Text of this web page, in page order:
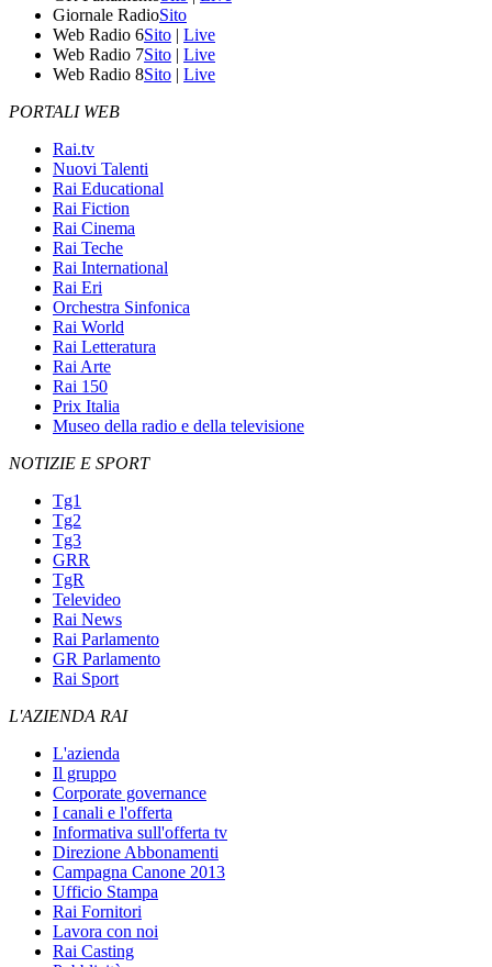
Giornale RadioSito
Web Radio 6Sito | Live
Web Radio 7Sito | Live
Web Radio 8Sito | Live
PORTALI WEB
Rai.tv
Nuovi Talenti
Rai Educational
Rai Fiction
Rai Cinema
Rai Teche
Rai International
Rai Eri
Orchestra Sinfonica
Rai World
Rai Letteratura
Rai Arte
Rai 150
Prix Italia
Museo della radio e della televisione
NOTIZIE E SPORT
Tg1
Tg2
Tg3
GRR
TgR
Televideo
Rai News
Rai Parlamento
GR Parlamento
Rai Sport
L'AZIENDA RAI
L'azienda
Il gruppo
Corporate governance
I canali e l'offerta
Informativa sull'offerta tv
Direzione Abbonamenti
Campagna Canone 2013
Ufficio Stampa
Rai Fornitori
Lavora con noi
Rai Casting